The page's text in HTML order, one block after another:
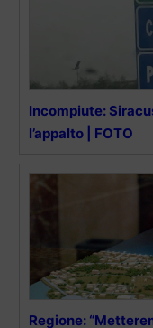
Incompiute:
l’appalto | FOTO
Regione: